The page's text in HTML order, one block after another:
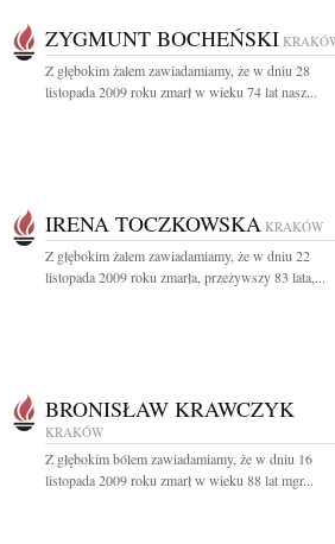
ZYGMUNT BOCHEŃSKI
Z głębokim żalem zawiadamiamy, że w dniu 28
listopada 2009 roku zmarł w wieku 74 lat nasz...
IRENA TOCZKOWSKA KRAKÓW
Z głębokim żalem zawiadamiamy, że w dniu 22
listopada 2009 roku zmarła, przeżywszy 83 lata,...
BRONISŁAW KRAWCZYK
KRAKÓW
Z głębokim bólem zawiadamiamy, że w dniu 16
listopada 2009 roku zmarł w wieku 88 lat mgr...